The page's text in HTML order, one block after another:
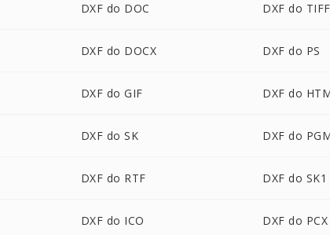
DXF do DOC DXF do TIFF
DXF do DOCX DXF do PS
DXF do GIF DXF do
DXF do SK DXF do
DXF do RTF DXF do SK1
DXF do ICO DXF do PCX